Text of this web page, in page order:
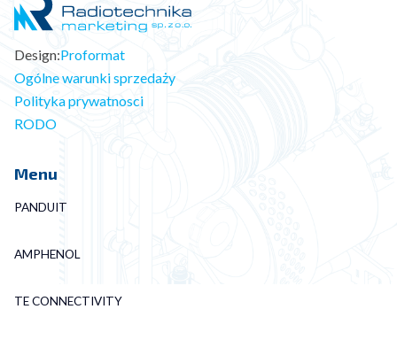
Design:Proformat
Ogólne warunki sprzedaży
Polityka prywatnosci
RODO
Menu
PANDUIT
AMPHENOL
TE CONNECTIVITY